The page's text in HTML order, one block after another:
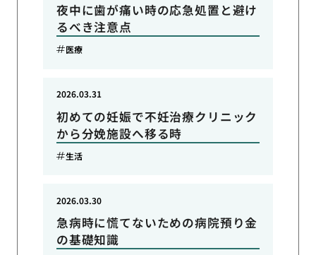
夜中に歯が痛い時の応急処置と避け
るべき注意点
医療
初めての妊娠で不妊治療クリニック
から分娩施設へ移る時
2026.03.31
生活
急病時に慌てないための病院預り金
の基礎知識
2026.03.30